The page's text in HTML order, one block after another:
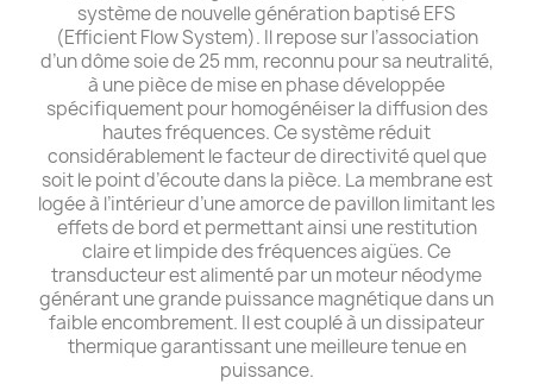
système de nouvelle génération baptisé EFS
(Efficient Flow System). Il repose sur l’association
d’un dôme soie de 25 mm, reconnu pour sa neutralité,
à une pièce de mise en phase développée
spécifiquement pour homogénéiser la diffusion des
hautes fréquences. Ce système réduit
considérablement le facteur de directivité quel que
soit le point d’écoute dans la pièce. La membrane est
logée à l’intérieur d’une amorce de pavillon limitant les
effets de bord et permettant ainsi une restitution
claire et limpide des fréquences aigües. Ce
transducteur est alimenté par un moteur néodyme
générant une grande puissance magnétique dans un
faible encombrement. Il est couplé à un dissipateur
thermique garantissant une meilleure tenue en
puissance.